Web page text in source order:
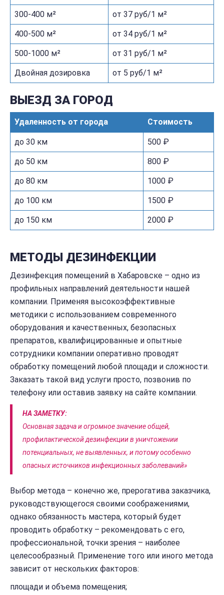
300-400 м² от 37 руб/1 м²
400-500 м² от 34 руб/1 м²
500-1000 м² от 31 руб/1 м²
Двойная дозировка от 5 руб/1 м²
ВЫЕЗД ЗА ГОРОД
Удаленность от города Стоимость
до 30 км 500 ₽
до 50 км 800 ₽
до 80 км 1000 ₽
до 100 км 1500 ₽
до 150 км 2000 ₽
МЕТОДЫ ДЕЗИНФЕКЦИИ
Дезинфекция помещений в Хабаровске – одно из
профильных направлений деятельности нашей
компании. Применяя высокоэффективные
методики с использованием современного
оборудования и качественных, безопасных
препаратов, квалифицированные и опытные
сотрудники компании оперативно проводят
обработку помещений любой площади и сложности.
Заказать такой вид услуги просто, позвонив по
телефону или оставив заявку на сайте компании.
НА ЗАМЕТКУ:
Основная задача и огромное значение общей,
профилактической дезинфекции в уничтожении
потенциальных, не выявленных, и потому особенно
опасных источников инфекционных заболеваний»
Выбор метода – конечно же, прерогатива заказчика,
руководствующегося своими соображениями,
однако обязанность мастера, который будет
проводить обработку – рекомендовать с его,
профессиональной, точки зрения – наиболее
целесообразный. Применение того или иного метода
зависит от нескольких факторов:
площади и объема помещения;